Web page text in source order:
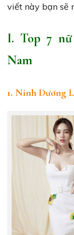
viết này bạn sẽ
I. Top 7
Nam
1. Ninh Dương